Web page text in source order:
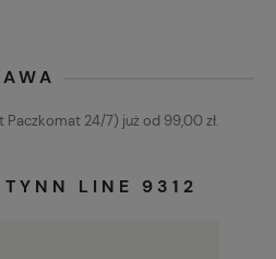
24/7) już od 99,00 zł.
TYNN LINE 9312